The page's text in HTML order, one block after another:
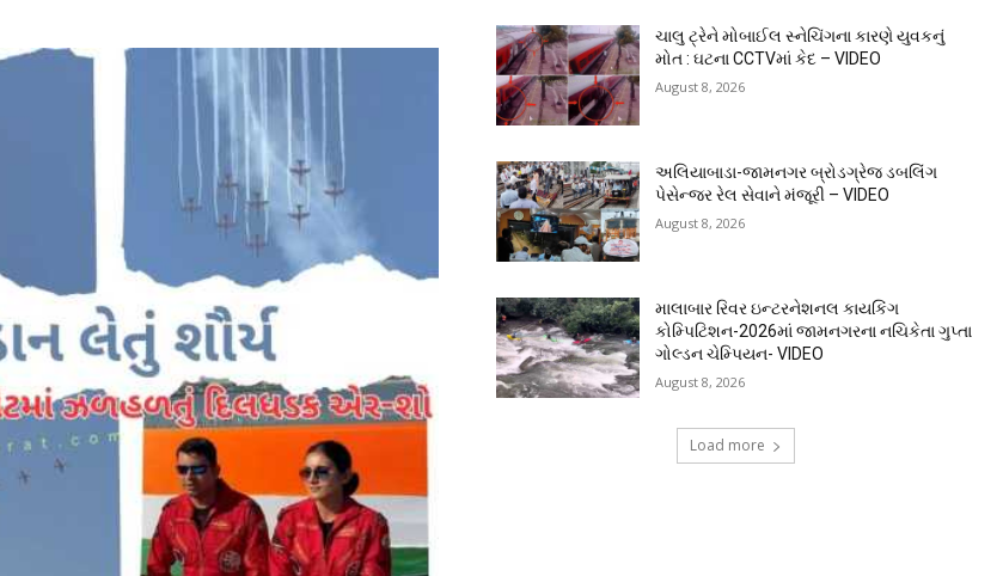
ચાલુ ટ્રેને મોબાઈલ સ્નેચિંગના કારણે યુવકનું
મોત : ઘટના CCTVમાં કેદ – VIDEO
August 8, 2026
અલિયાબાડા-જામનગર બ્રોડગ્રેજ ડબલિંગ
પેસેન્જર રેલ સેવાને મંજૂરી – VIDEO
August 8, 2026
માલાબાર રિવર ઇન્ટરનેશનલ કાયકિંગ
કોમ્પિટિશન-2026માં જામનગરના નચિકેતા ગુપ્તા
ગોલ્ડન ચેમ્પિયન- VIDEO
August 8, 2026
Load more